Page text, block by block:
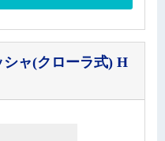
シャ(クローラ式) H